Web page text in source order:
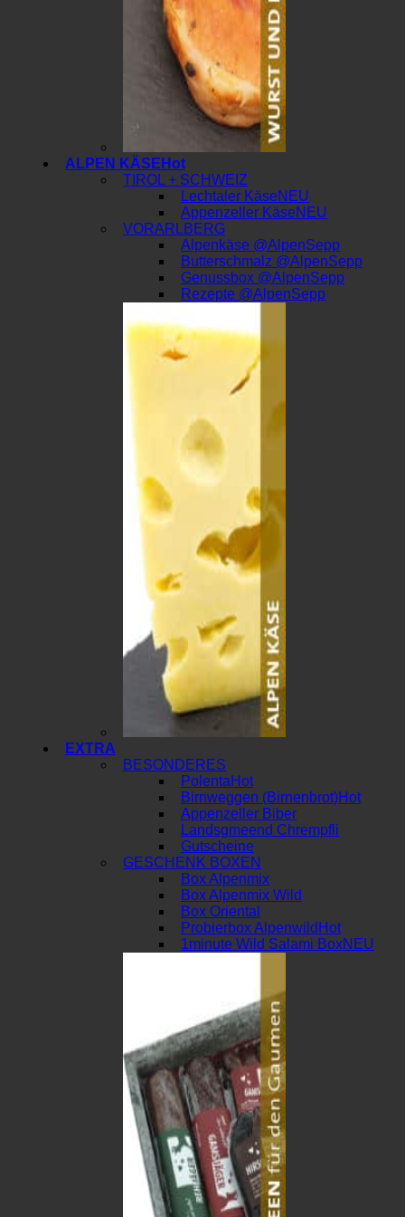
ALPEN KÄSE
TIROL + SCHWEIZ
Lechtaler Käse
Appenzeller Käse
VORARLBERG
Alpenkäse @AlpenSepp
Butterschmalz @AlpenSepp
Genussbox @AlpenSepp
Rezepte @AlpenSepp
EXTRA
BESONDERES
Polenta
Birnweggen (Birnenbrot)
Appenzeller Biber
Landsgmeend Chrempfli
Gutscheine
GESCHENK BOXEN
Box Alpenmix
Box Alpenmix Wild
Box Oriental
Probierbox Alpenwild
1minute Wild Salami Box